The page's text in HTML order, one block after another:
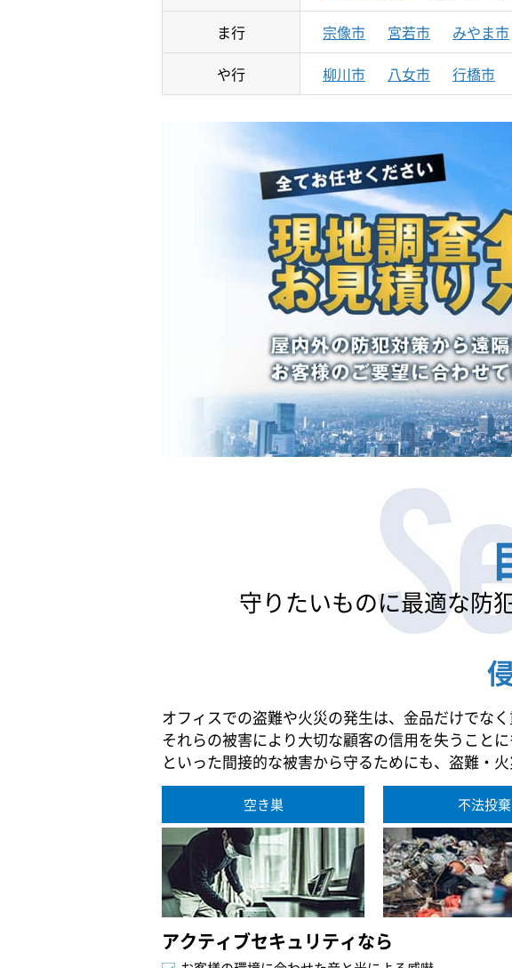
ま行
宗像市 宮若市 みやま市
や行
柳川市 八女市 行橋市
守りたいものに最適な防
オフィスでの盗難や火災の発生は、金品だけでな
それらの被害により大切な顧客の信用を失うこと
といった間接的な被害から守るためにも、盗難・
空き巣 不法投棄
アクティブセキュリティなら